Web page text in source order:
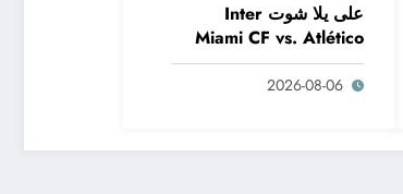
على يلا شوت Inter
Miami CF vs. Atlético
San Luis | Leagues
2026-08-06